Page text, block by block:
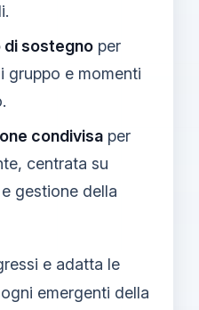
di sostegno per
gruppo e momenti
condivisa per
centrata su
gestione della
e adatta le
emergenti della